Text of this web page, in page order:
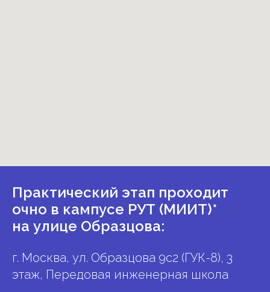
Практический этап проходит
очно в кампусе РУТ (МИИТ)*
на улице Образцова:
г. Москва, ул. Образцова 9с2 (ГУК-8), 3
этаж, Передовая инженерная школа